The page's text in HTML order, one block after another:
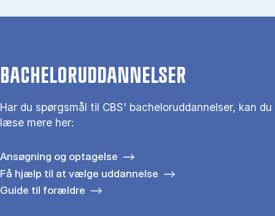
BACHELORUDDANNELSER
Har du spørgsmål til CBS' bacheloruddannelser, kan du
læse mere her:
Ansøgning og optagelse
Få hjælp til at vælge uddannelse
Guide til forældre